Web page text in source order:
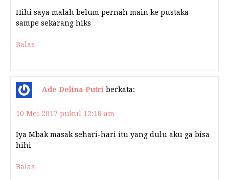
Hihi saya malah belum pernah main ke pustaka
sampe sekarang hiks
Balas
Ade Delina Putri berkata:
10 Mei 2017 pukul 12:18 am
Iya Mbak masak sehari-hari itu yang dulu aku ga bisa
hihi
Balas